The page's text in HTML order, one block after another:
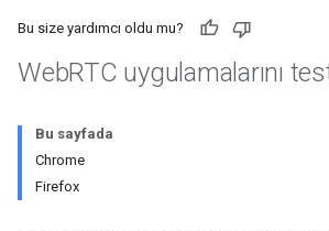
Bu size yardımcı oldu mu?
WebRTC uygulamalarını
Bu sayfada
Chrome
Firefox